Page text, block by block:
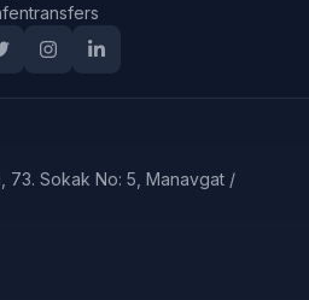
73. Sokak No: 5, Manavgat /